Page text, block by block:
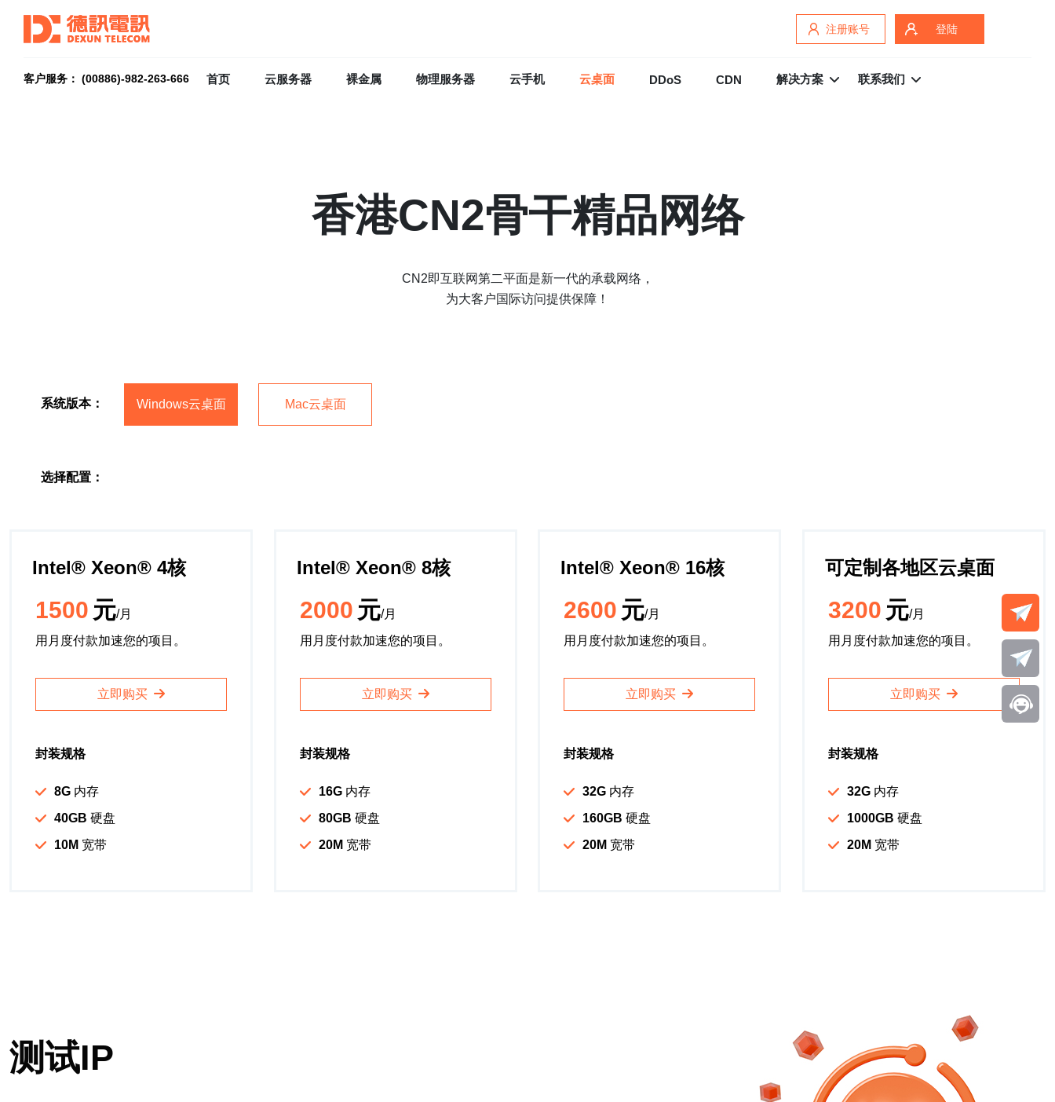
注册账号 登陆
客户服务： (00886)-982-263-666 首页 云服务器 裸金属 物理服务器 云手机 云桌面 DDoS CDN 解决方案 联系我们
香港CN2骨干精品网络
CN2即互联网第二平面是新一代的承载网络，
为大客户国际访问提供保障！
系统版本： Windows云桌面 Mac云桌面
选择配置：
Intel®️ Xeon®️ 4核
1500 元/月
用月度付款加速您的项目。
立即购买
封装规格
8G 内存
40GB 硬盘
10M 宽带
Intel®️ Xeon®️ 8核
2000 元/月
用月度付款加速您的项目。
立即购买
封装规格
16G内存
80GB 硬盘
20M 宽带
Intel®️ Xeon®️ 16核
2600 元/月
用月度付款加速您的项目。
立即购买
封装规格
32G 内存
160GB 硬盘
20M 宽带
可定制各地区云桌面
3200 元/月
用月度付款加速您的项目。
立即购买
封装规格
32G内存
1000GB 硬盘
20M 宽带
测试IP